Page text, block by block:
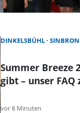
DINKELSBÜHL
Summer Breeze
gibt – unser FAQ
vor 8 Minuten